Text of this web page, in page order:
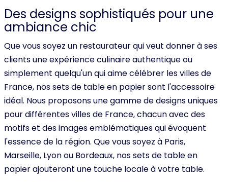
Des designs sophistiqués pour une
ambiance chic
Que vous soyez un restaurateur qui veut donner à ses
clients une expérience culinaire authentique ou
simplement quelqu'un qui aime célébrer les villes de
France, nos sets de table en papier sont l'accessoire
idéal. Nous proposons une gamme de designs uniques
pour différentes villes de France, chacun avec des
motifs et des images emblématiques qui évoquent
l'essence de la région. Que vous soyez à Paris,
Marseille, Lyon ou Bordeaux, nos sets de table en
papier ajouteront une touche locale à votre table.